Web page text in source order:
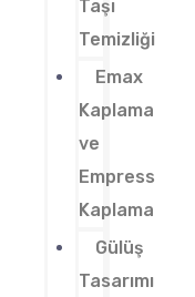
Taşı
Temizliği
Emax
Kaplama
ve
Empress
Kaplama
Gülüş
Tasarımı